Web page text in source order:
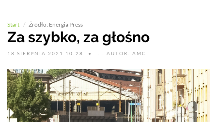
Start Źródło: Energia Press
Za szybko, za głośno
18 SIERPNIA 2021 10:28 : : AUTOR: AMC